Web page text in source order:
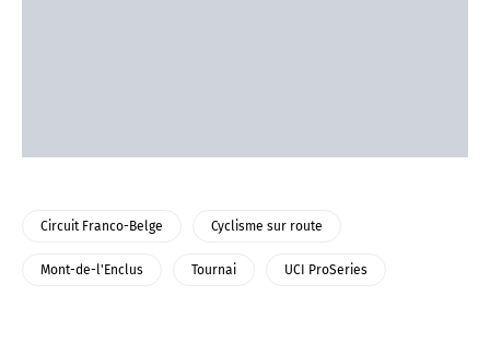
Circuit Franco-Belge Cyclisme sur route
Mont-de-l'Enclus Tournai UCI ProSeries